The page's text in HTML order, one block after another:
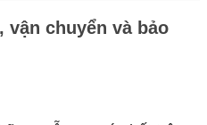
vận chuyển và bảo